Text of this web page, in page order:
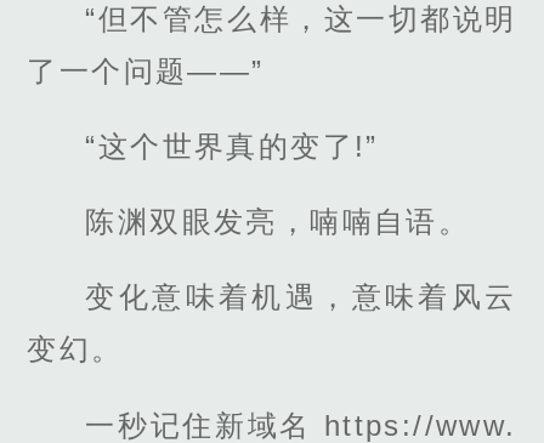
“但不管怎么样，这一切都说明
了一个问题——”
“这个世界真的变了!”
陈渊双眼发亮，喃喃自语。
变化意味着机遇，意味着风云
变幻。
一秒记住新域名 https://www.